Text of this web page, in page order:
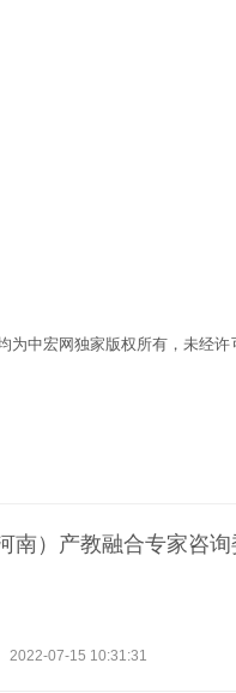
为中宏网独家版权所有，未经
南）产教融合专家咨
2022-07-15 10:31:31